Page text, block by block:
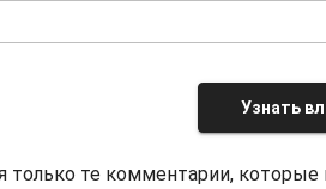
Узнать
те комментарии,